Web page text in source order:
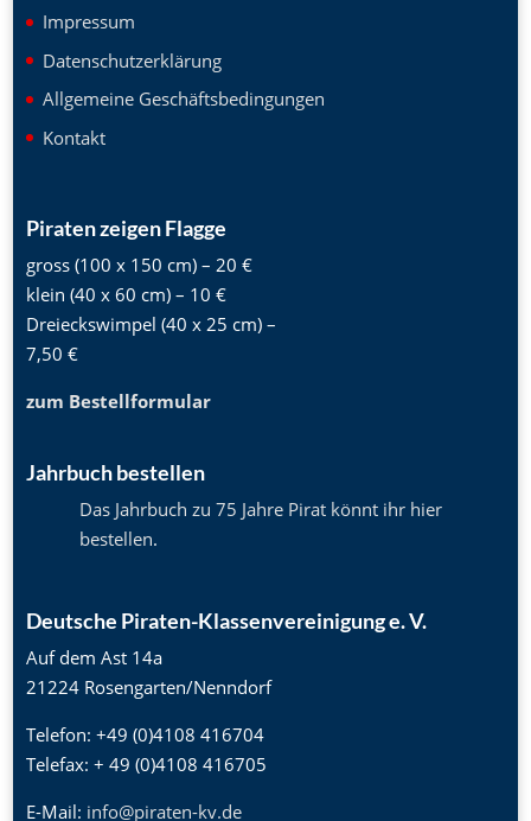
Impressum
Datenschutzerklärung
Allgemeine Geschäftsbedingungen
Kontakt
Piraten zeigen Flagge
gross (100 x 150 cm) – 20 €
klein (40 x 60 cm) – 10 €
Dreieckswimpel (40 x 25 cm) –
7,50 €
zum Bestellformular
Jahrbuch bestellen
Das Jahrbuch zu 75 Jahre Pirat könnt ihr hier
bestellen.
Deutsche Piraten-Klassenvereinigung e. V.
Auf dem Ast 14a
21224 Rosengarten/Nenndorf
Telefon: +49 (0)4108 416704
Telefax: + 49 (0)4108 416705
E-Mail: info@piraten-kv.de